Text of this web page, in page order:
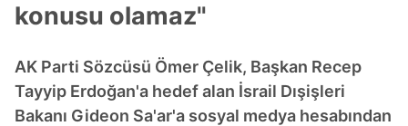
konusu olamaz"
AK Parti Sözcüsü Ömer Çelik, Başkan Recep
Tayyip Erdoğan'a hedef alan İsrail Dışişleri
Bakanı Gideon Sa'ar'a sosyal medya hesabından